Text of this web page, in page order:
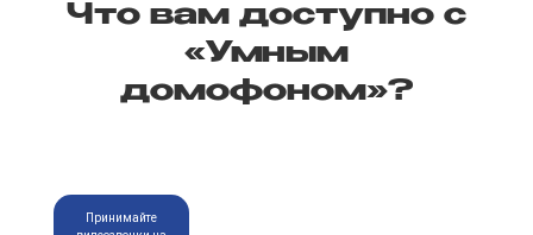
Что вам доступно с
«Умным
домофоном»?